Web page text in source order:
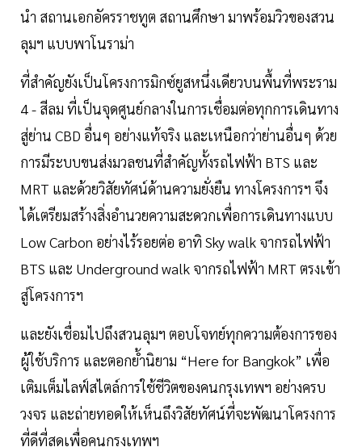
นำ สถานเอกอัครราชทูต สถานศึกษา มาพร้อมวิวของสวน
ลุมฯ แบบพาโนราม่า
ที่สำคัญยังเป็นโครงการมิกซ์ยูสหนึ่งเดียวบนพื้นที่พระราม
4 - สีลม ที่เป็นจุดศูนย์กลางในการเชื่อมต่อทุกการเดินทาง
สู่ย่าน CBD อื่นๆ อย่างแท้จริง และเหนือกว่าย่านอื่นๆ ด้วย
การมีระบบขนส่งมวลชนที่สำคัญทั้งรถไฟฟ้า BTS และ
MRT และด้วยวิสัยทัศน์ด้านความยั่งยืน ทางโครงการฯ จึง
ได้เตรียมสร้างสิ่งอำนวยความสะดวกเพื่อการเดินทางแบบ
Low Carbon อย่างไร้รอยต่อ อาทิ Sky walk จากรถไฟฟ้า
BTS และ Underground walk จากรถไฟฟ้า MRT ตรงเข้า
สู่โครงการฯ
และยังเชื่อมไปถึงสวนลุมฯ ตอบโจทย์ทุกความต้องการของ
ผู้ใช้บริการ และตอกย้ำนิยาม “Here for Bangkok” เพื่อ
เติมเต็มไลฟ์สไตล์การใช้ชีวิตของคนกรุงเทพฯ อย่างครบ
วงจร และถ่ายทอดให้เห็นถึงวิสัยทัศน์ที่จะพัฒนาโครงการ
ที่ดีที่สุดเพื่อคนกรุงเทพฯ